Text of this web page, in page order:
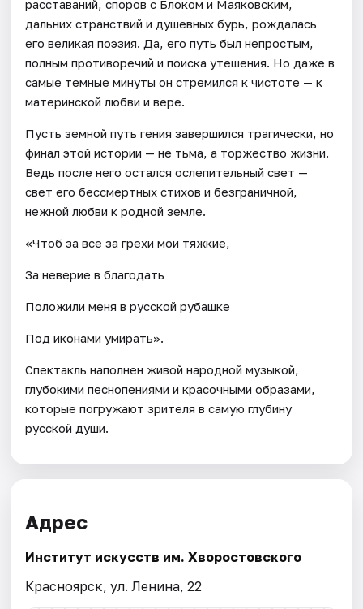
расставаний, споров с Блоком и Маяковским,
дальних странствий и душевных бурь, рождалась
его великая поэзия. Да, его путь был непростым,
полным противоречий и поиска утешения. Но даже в
самые темные минуты он стремился к чистоте — к
материнской любви и вере.
Пусть земной путь гения завершился трагически, но
финал этой истории — не тьма, а торжество жизни.
Ведь после него остался ослепительный свет —
свет его бессмертных стихов и безграничной,
нежной любви к родной земле.
«Чтоб за все за грехи мои тяжкие,
За неверие в благодать
Положили меня в русской рубашке
Под иконами умирать».
Спектакль наполнен живой народной музыкой,
глубокими песнопениями и красочными образами,
которые погружают зрителя в самую глубину
русской души.
Адрес
Институт искусств им. Хворостовского
Красноярск, ул. Ленина, 22